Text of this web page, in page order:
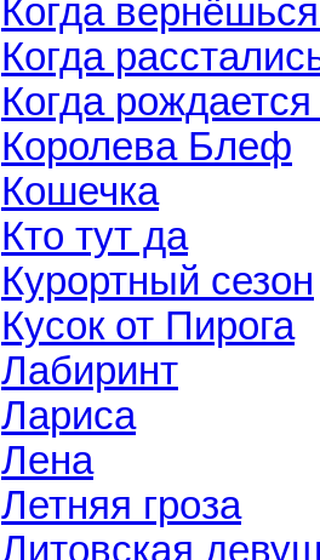
Когда
Когда
Когда
Королева Блеф
Кошечка
Кто тут да
Курортный сезон
Кусок от Пирога
Лабиринт
Лариса
Лена
Летняя гроза
Литовская